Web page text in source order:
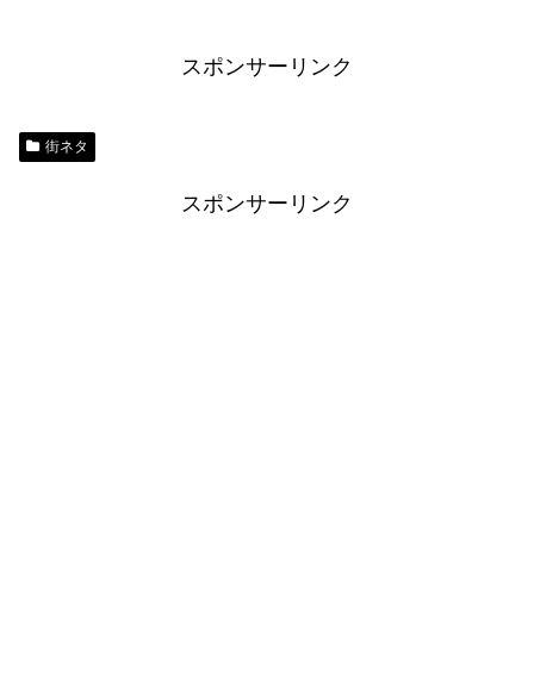
スポンサーリンク
街ネタ
スポンサーリンク